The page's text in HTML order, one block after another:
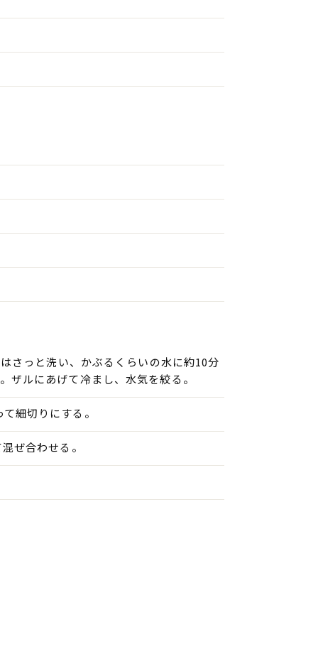
さっと洗い、かぶるくらいの水に約10分
ザルにあげて冷まし、水気を絞る。
細切りにする。
ぜ合わせる。